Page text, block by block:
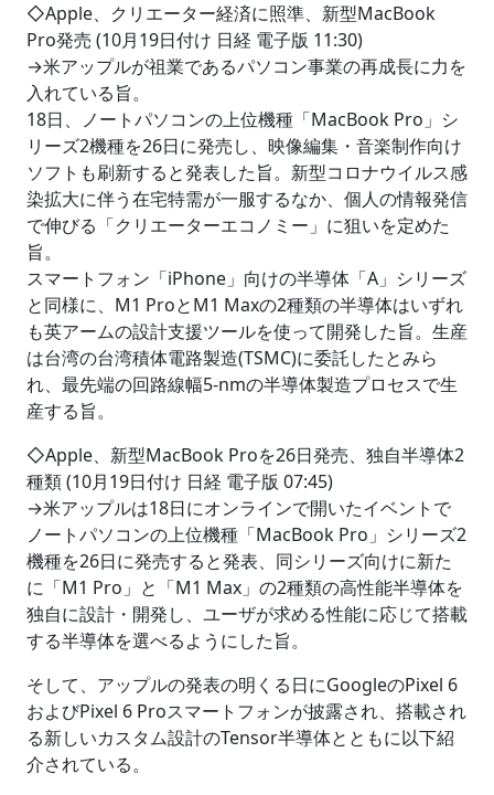
◇Apple、クリエーター経済に照準、新型MacBook
Pro発売 (10月19日付け 日経 電子版 11:30)
→米アップルが祖業であるパソコン事業の再成長に力を
入れている旨。
18日、ノートパソコンの上位機種「MacBook Pro」シ
リーズ2機種を26日に発売し、映像編集・音楽制作向け
ソフトも刷新すると発表した旨。新型コロナウイルス感
染拡大に伴う在宅特需が一服するなか、個人の情報発信
で伸びる「クリエーターエコノミー」に狙いを定めた
旨。
スマートフォン「iPhone」向けの半導体「A」シリーズ
と同様に、M1 ProとM1 Maxの2種類の半導体はいずれ
も英アームの設計支援ツールを使って開発した旨。生産
は台湾の台湾積体電路製造(TSMC)に委託したとみら
れ、最先端の回路線幅5-nmの半導体製造プロセスで生
産する旨。
◇Apple、新型MacBook Proを26日発売、独自半導体2
種類 (10月19日付け 日経 電子版 07:45)
→米アップルは18日にオンラインで開いたイベントで
ノートパソコンの上位機種「MacBook Pro」シリーズ2
機種を26日に発売すると発表、同シリーズ向けに新た
に「M1 Pro」と「M1 Max」の2種類の高性能半導体を
独自に設計・開発し、ユーザが求める性能に応じて搭載
する半導体を選べるようにした旨。
そして、アップルの発表の明くる日にGoogleのPixel 6
およびPixel 6 Proスマートフォンが披露され、搭載され
る新しいカスタム設計のTensor半導体とともに以下紹
介されている。